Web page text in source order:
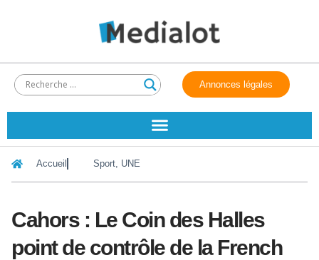
Annonces légales
Accueil Sport, UNE
Cahors : Le Coin des Halles
point de contrôle de la French